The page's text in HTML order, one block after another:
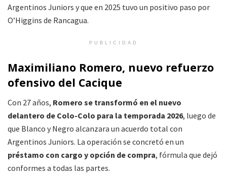
Argentinos Juniors y que en 2025 tuvo un positivo paso por
O’Higgins de Rancagua.
PUBLICIDAD
Maximiliano Romero, nuevo refuerzo
ofensivo del Cacique
Con 27 años, Romero se transformó en el nuevo
delantero de Colo-Colo para la temporada 2026, luego de
que Blanco y Negro alcanzara un acuerdo total con
Argentinos Juniors. La operación se concretó en un
préstamo con cargo y opción de compra, fórmula que dejó
conformes a todas las partes.